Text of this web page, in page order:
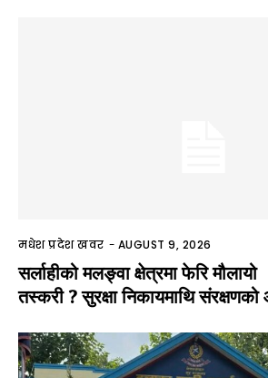
मधेश प्रदेश खवर - AUGUST 9, 2026
सर्लाहीको मलङ्वा क्षेत्रमा फेरि मौलायो
तस्करी ? सुरक्षा निकायमाथि